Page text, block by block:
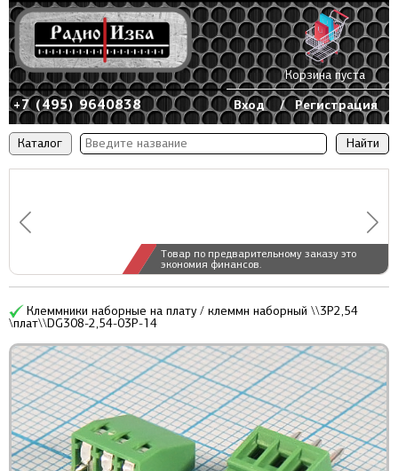
Каталог
Товар по предварительному заказу это
экономия финансов.
+7 (495) 9640838 Вход / Регистрация
Корзина пуста
Клеммники наборные на плату / клеммн наборный \\3P2,54
\плат\\DG308-2,54-03P-14